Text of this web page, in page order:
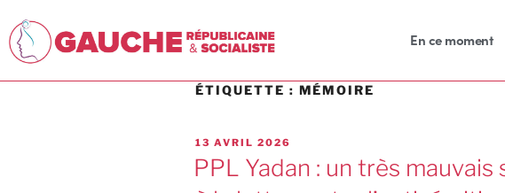
En ce moment
ÉTIQUETTE : MÉMOIRE
13 AVRIL 2026
PPL Yadan : un très mauvais